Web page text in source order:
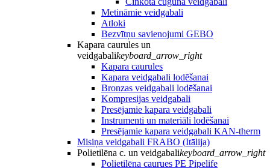
Metināmie veidgabali
Atloki
Bezvītņu savienojumi GEBO
Kapara caurules un
veidgabalikeyboard_arrow_right
Kapara caurules
Kapara veidgabali lodēšanai
Bronzas veidgabali lodēšanai
Kompresijas veidgabali
Presējamie kapara veidgabali
Instrumenti un materiāli lodēšanai
Presējamie kapara veidgabali KAN-therm
Misiņa veidgabali FRABO (Itālija)
Polietilēna c. un veidgabalikeyboard_arrow_right
Polietilēna caurues PE Pipelife